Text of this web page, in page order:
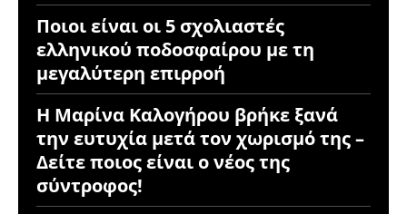
Ποιοι είναι οι 5 σχολιαστές
ελληνικού ποδοσφαίρου με τη
μεγαλύτερη επιρροή
Η Μαρίνα Καλογήρου βρήκε ξανά
την ευτυχία μετά τον χωρισμό της –
Δείτε ποιος είναι ο νέος της
σύντροφος!